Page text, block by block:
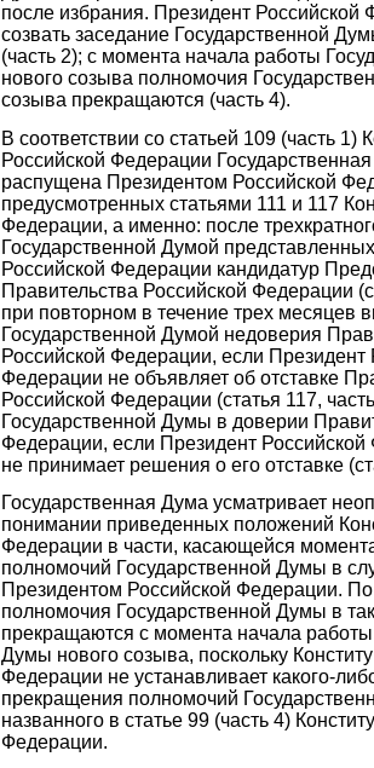
после избрания. Президент Российской
созвать заседание Государственной
(часть 2); с момента начала работы
нового созыва полномочия
созыва прекращаются (часть 4).
В соответствии со статьей 109 (часть 1)
Российской Федерации
распущена Президентом Российской
предусмотренных статьями 111 и 117
Федерации, а именно: после
Государственной Думой
Российской Федерации кандидатур
Правительства Российской Федерации
при повторном в течение трех месяцев
Государственной Думой недоверия
Российской Федерации, если Президент
Федерации не объявляет об отставке
Российской Федерации (статья 117,
Государственной Думы в доверии
Федерации, если Президент
не принимает решения о его отставке
Государственная Дума усматривает
понимании приведенных положений
Федерации в части, касающейся
полномочий Государственной Думы в
Президентом Российской Федерации.
полномочия Государственной Думы в
прекращаются с момента начала работы
Думы нового созыва, поскольку
Федерации не устанавливает какого-
прекращения полномочий
названного в статье 99 (часть 4)
Федерации.